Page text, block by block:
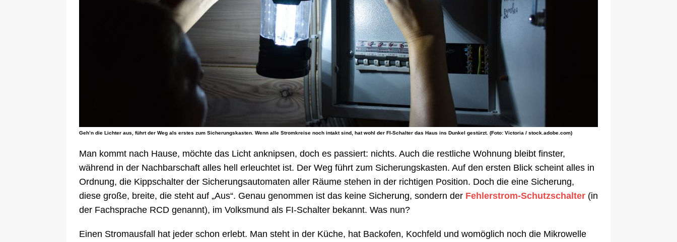
Geh’n die Lichter aus, führt der Weg als erstes zum Sicherungskasten. Wenn alle Stromkreise noch intakt sind, hat wohl der FI-Schalter das Haus ins Dunkel gestürzt. (Foto: Victoria / stock.adobe.com)
Man kommt nach Hause, möchte das Licht anknipsen, doch es passiert: nichts. Auch die restliche Wohnung bleibt finster,
während in der Nachbarschaft alles hell erleuchtet ist. Der Weg führt zum Sicherungskasten. Auf den ersten Blick scheint alles in
Ordnung, die Kippschalter der Sicherungsautomaten aller Räume stehen in der richtigen Position. Doch die eine Sicherung,
diese große, breite, die steht auf „Aus“. Genau genommen ist das keine Sicherung, sondern der Fehlerstrom-Schutzschalter (in
der Fachsprache RCD genannt), im Volksmund als FI-Schalter bekannt. Was nun?
Einen Stromausfall hat jeder schon erlebt. Man steht in der Küche, hat Backofen, Kochfeld und womöglich noch die Mikrowelle